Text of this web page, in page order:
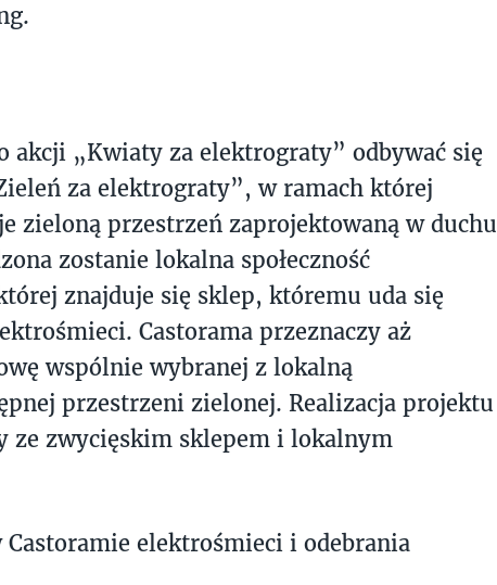
akcji „Kwiaty za elektrograty” odbywać się
za elektrograty”, w ramach której
zieloną przestrzeń zaprojektowaną w duchu
zostanie lokalna społeczność
znajduje się sklep, któremu uda się
Castorama przeznaczy aż
wspólnie wybranej z lokalną
przestrzeni zielonej. Realizacja projektu
ze zwycięskim sklepem i lokalnym
Castoramie elektrośmieci i odebrania